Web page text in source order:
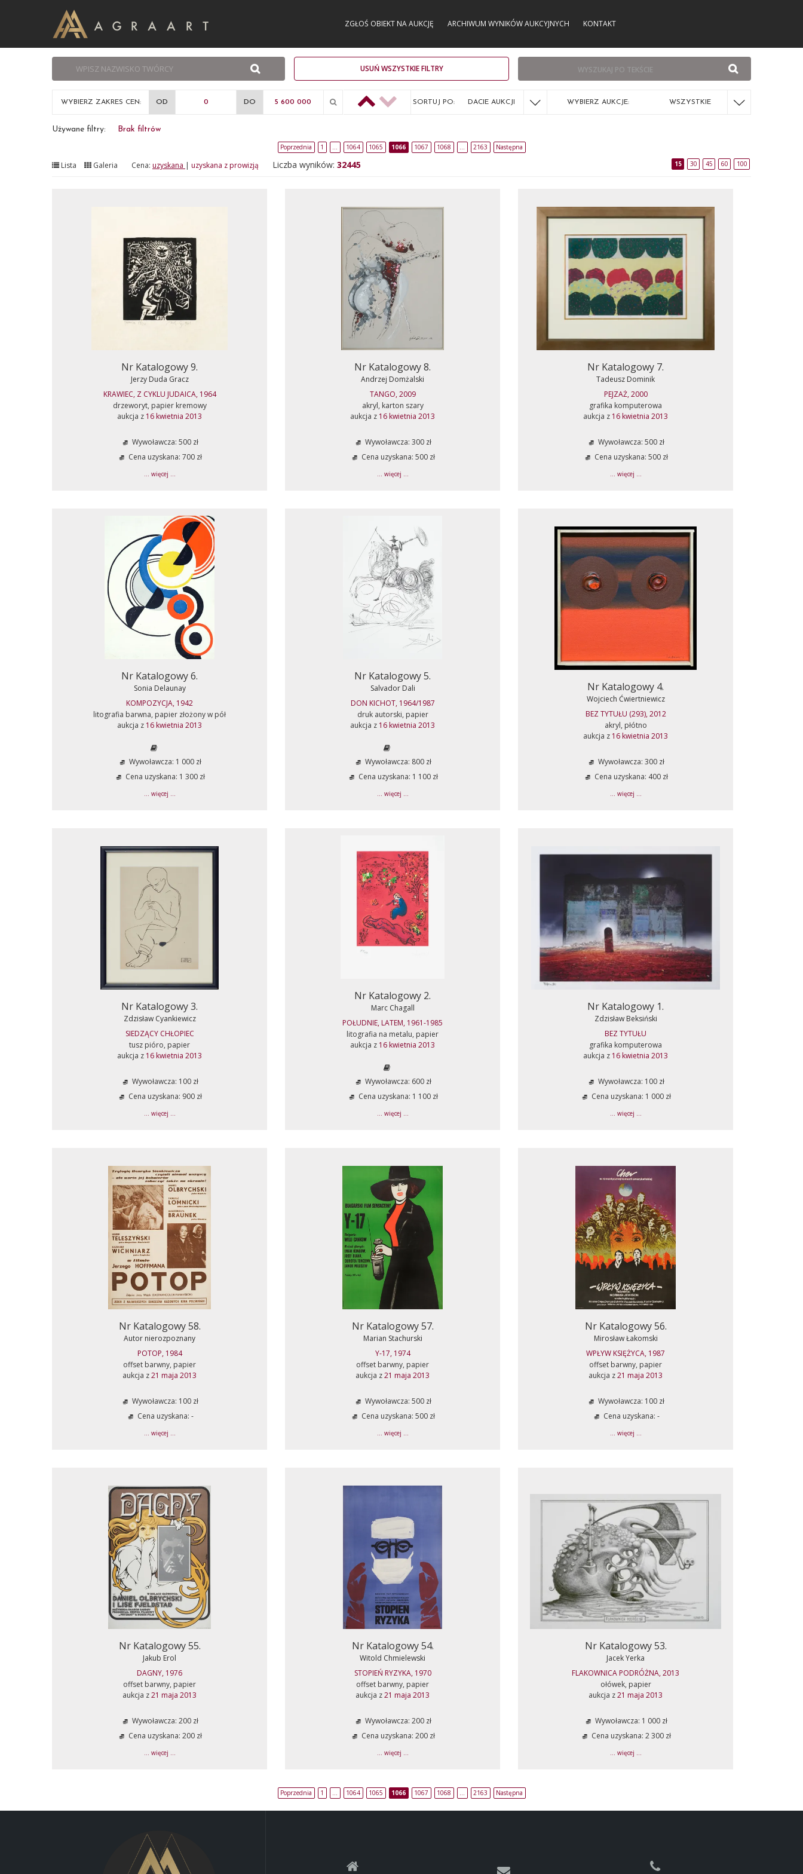
ZGŁOŚ OBIEKT NA AUKCJĘ ARCHIWUM WYNIKÓW AUKCYJNYCH KONTAKT
USUŃ WSZYSTKIE FILTRY
WYBIERZ ZAKRES CEN: OD DO SORTUJ PO: DACIE AUKCJI WYBIERZ AUKCJE: WSZYSTKIE
Używane filtry: Brak filtrów
Poprzednia 1 … 1064 1065 1066 1067 1068 … 2163 Następna
Lista Galeria Cena: uzyskana | uzyskana z prowizją Liczba wyników: 32445 15 30 45 60 100
Nr Katalogowy 9.
Jerzy Duda Gracz
KRAWIEC, Z CYKLU JUDAICA, 1964
drzeworyt, papier kremowy
aukcja z 16 kwietnia 2013
Wywoławcza: 500 zł
Cena uzyskana: 700 zł
... więcej ...
Nr Katalogowy 8.
Andrzej Domżalski
TANGO, 2009
akryl, karton szary
aukcja z 16 kwietnia 2013
Wywoławcza: 300 zł
Cena uzyskana: 500 zł
... więcej ...
Nr Katalogowy 7.
Tadeusz Dominik
PEJZAŻ, 2000
grafika komputerowa
aukcja z 16 kwietnia 2013
Wywoławcza: 500 zł
Cena uzyskana: 500 zł
... więcej ...
Nr Katalogowy 6.
Sonia Delaunay
KOMPOZYCJA, 1942
litografia barwna, papier złożony w pół
aukcja z 16 kwietnia 2013
Wywoławcza: 1 000 zł
Cena uzyskana: 1 300 zł
... więcej ...
Nr Katalogowy 5.
Salvador Dali
DON KICHOT, 1964/1987
druk autorski, papier
aukcja z 16 kwietnia 2013
Wywoławcza: 800 zł
Cena uzyskana: 1 100 zł
... więcej ...
Nr Katalogowy 4.
Wojciech Ćwiertniewicz
BEZ TYTUŁU (293), 2012
akryl, płótno
aukcja z 16 kwietnia 2013
Wywoławcza: 300 zł
Cena uzyskana: 400 zł
... więcej ...
Nr Katalogowy 3.
Zdzisław Cyankiewicz
SIEDZĄCY CHŁOPIEC
tusz pióro, papier
aukcja z 16 kwietnia 2013
Wywoławcza: 100 zł
Cena uzyskana: 900 zł
... więcej ...
Nr Katalogowy 2.
Marc Chagall
POŁUDNIE, LATEM, 1961-1985
litografia na metalu, papier
aukcja z 16 kwietnia 2013
Wywoławcza: 600 zł
Cena uzyskana: 1 100 zł
... więcej ...
Nr Katalogowy 1.
Zdzisław Beksiński
BEZ TYTUŁU
grafika komputerowa
aukcja z 16 kwietnia 2013
Wywoławcza: 100 zł
Cena uzyskana: 1 000 zł
... więcej ...
Nr Katalogowy 58.
Autor nierozpoznany
POTOP, 1984
offset barwny, papier
aukcja z21 maja 2013
Wywoławcza: 100 zł
Cena uzyskana: -
... więcej ...
Nr Katalogowy 57.
Marian Stachurski
Y-17, 1974
offset barwny, papier
aukcja z21 maja 2013
Wywoławcza: 500 zł
Cena uzyskana: 500 zł
... więcej ...
Nr Katalogowy 56.
Mirosław Łakomski
WPŁYW KSIĘŻYCA, 1987
offset barwny, papier
aukcja z21 maja 2013
Wywoławcza: 100 zł
Cena uzyskana: -
... więcej ...
Nr Katalogowy 55.
Jakub Erol
DAGNY, 1976
offset barwny, papier
aukcja z21 maja 2013
Wywoławcza: 200 zł
Cena uzyskana: 200 zł
... więcej ...
Nr Katalogowy 54.
Witold Chmielewski
STOPIEŃ RYZYKA, 1970
offset barwny, papier
aukcja z21 maja 2013
Wywoławcza: 200 zł
Cena uzyskana: 200 zł
... więcej ...
Nr Katalogowy 53.
Jacek Yerka
FLAKOWNICA PODRÓŻNA, 2013
ołówek, papier
aukcja z21 maja 2013
Wywoławcza: 1 000 zł
Cena uzyskana: 2 300 zł
... więcej ...
Poprzednia 1 … 1064 1065 1066 1067 1068 … 2163 Następna